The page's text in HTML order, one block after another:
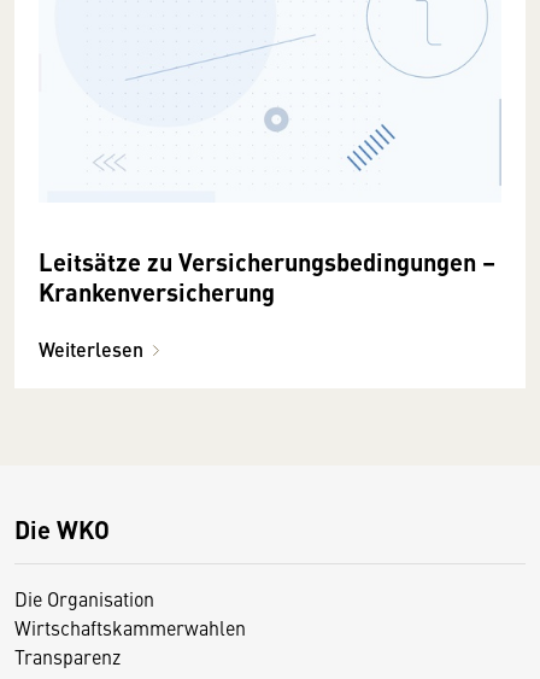
Leitsätze zu Versicherungsbedingungen –
Krankenversicherung
Weiterlesen
Die WKO
Die Organisation
Wirtschaftskammerwahlen
Transparenz